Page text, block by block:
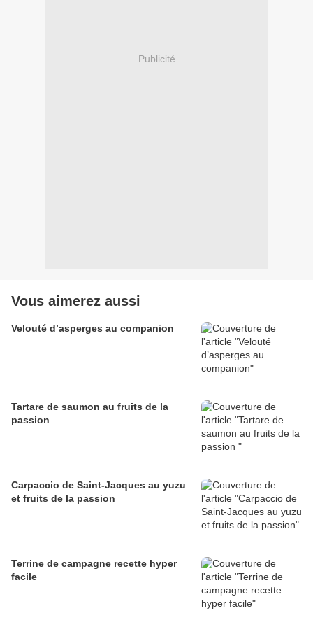
Publicité
Vous aimerez aussi
Velouté d’asperges au companion
Tartare de saumon au fruits de la
passion
Carpaccio de Saint-Jacques au yuzu
et fruits de la passion
Terrine de campagne recette hyper
facile